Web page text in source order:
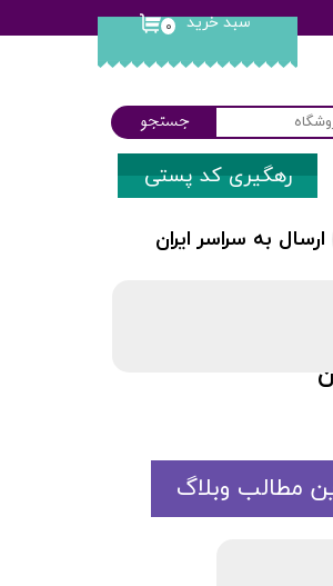
۰ سبد خرید
جستجو
ارسال به سراسر ایران
رهگیری کد پستی
مطالب وبلاگ